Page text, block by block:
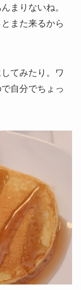
まりないね。
また来るから
てみたり。ワ
自分でちょっ